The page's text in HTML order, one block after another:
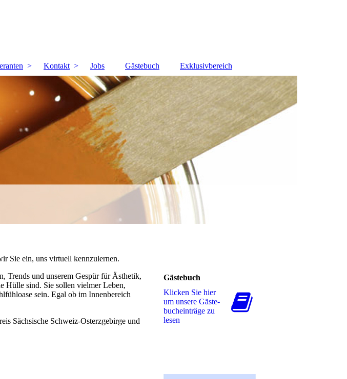
Kontakt Jobs Gästebuch Exklusivbereich
Sie ein, uns virtuell kennzulernen.
Trends und unserem Gespür für Ästhetik,
Hülle sind. Sie sollen vielmer Leben,
sein. Egal ob im Innenbereich
Sächsische Schweiz-Osterzgebirge und
Gästebuch
Klicken Sie hier
um unsere Gäs­te­
buch­ein­trä­ge zu
lesen